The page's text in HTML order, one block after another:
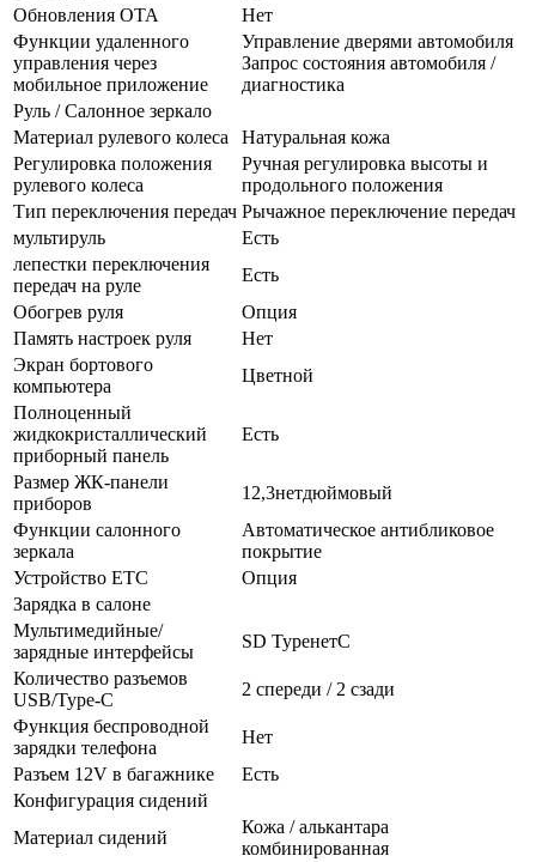
Обновления OTA
Нет
Функции удаленного
управления через
мобильное приложение
Управление дверями автомобиля
Запрос состояния автомобиля /
диагностика
Руль / Салонное зеркало
Материал рулевого колеса
Натуральная кожа
Регулировка положения
рулевого колеса
Ручная регулировка высоты и
продольного положения
Тип переключения передач Рычажное переключение передач
мультируль
Есть
лепестки переключения
передач на руле
Есть
Обогрев руля
Опция
Память настроек руля
Нет
Экран бортового
компьютера
Цветной
Полноценный
жидкокристаллический
приборный панель
Есть
Размер ЖК-панели
приборов
12,3нетдюймовый
Функции салонного
зеркала
Автоматическое антибликовое
покрытие
Устройство ETC
Опция
Зарядка в салоне
Мультимедийные/
зарядные интерфейсы
SD TypeнетC
Количество разъемов
USB/Type-C
2 спереди / 2 сзади
Функция беспроводной
зарядки телефона
Нет
Разъем 12V в багажнике
Есть
Конфигурация сидений
Материал сидений
Кожа / алькантара
комбинированная